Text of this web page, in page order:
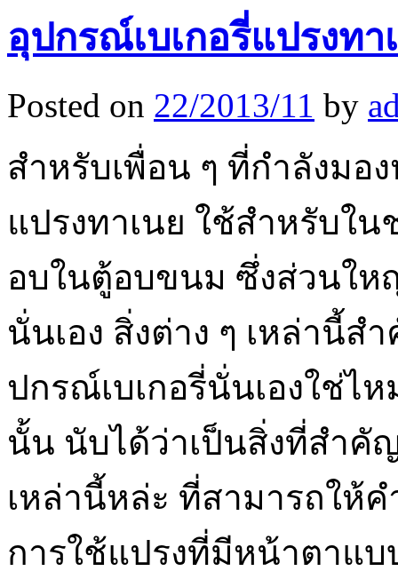
อุปกรณ์เบเกอรี่แปรงท
Posted on 22/2013/11 by
สำหรับเพื่อน ๆ ที่กำลังมอ
แปรงทาเนย ใช้สำหรับใน
อบในตู้อบขนม ซึ่งส่วนให
นั่นเอง สิ่งต่าง ๆ เหล่านี้
ปกรณ์เบเกอรี่นั่นเองใช่ไ
นั้น นับได้ว่าเป็นสิ่งที่สำคั
เหล่านี้หล่ะ ที่สามารถให้
การใช้แปรงที่มีหน้าตาแ